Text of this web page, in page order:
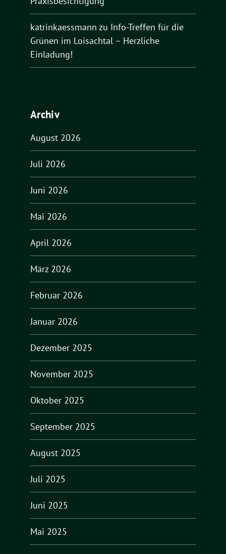
katrinkaessmann zu Info-Treffen für die
Grünen im Loisachtal – Herzliche
Einladung!
Archiv
August 2026
Juli 2026
Juni 2026
Mai 2026
April 2026
März 2026
Februar 2026
Januar 2026
Dezember 2025
November 2025
Oktober 2025
September 2025
August 2025
Juli 2025
Juni 2025
Mai 2025